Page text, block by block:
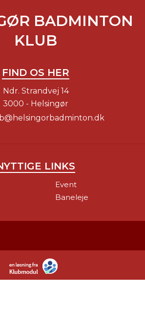
BADMINTON
KLUB
FIND OS HER
Ndr. Strandvej 14
3000 - Helsingør
LINKS
Event
Baneleje